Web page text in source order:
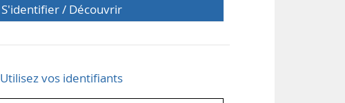
S'identifier / Découvrir
Utilisez vos identifiants